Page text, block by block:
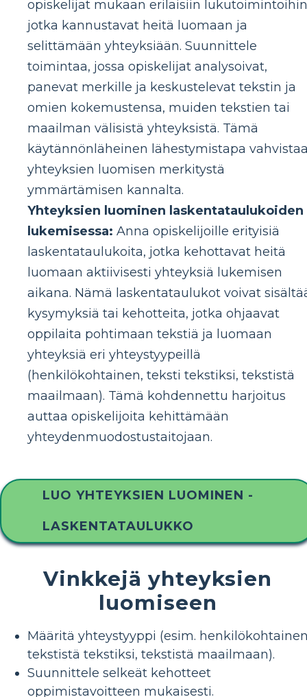
opiskelijat mukaan erilaisiin
jotka kannustavat heitä luomaan ja
selittämään yhteyksiään. Suunnittele
toimintaa, jossa opiskelijat analysoivat,
panevat merkille ja keskustelevat tekstin ja
omien kokemustensa, muiden tekstien tai
maailman välisistä yhteyksistä. Tämä
käytännönläheinen lähestymistapa
yhteyksien luomisen merkitystä
ymmärtämisen kannalta.
Yhteyksien luominen laskentataulukoiden
lukemisessa: Anna opiskelijoille erityisiä
laskentataulukoita, jotka kehottavat heitä
luomaan aktiivisesti yhteyksiä lukemisen
aikana. Nämä laskentataulukot voivat
kysymyksiä tai kehotteita, jotka ohjaavat
oppilaita pohtimaan tekstiä ja luomaan
yhteyksiä eri yhteystyypeillä
(henkilökohtainen, teksti tekstiksi, tekstistä
maailmaan). Tämä kohdennettu harjoitus
auttaa opiskelijoita kehittämään
yhteydenmuodostustaitojaan.
LUO YHTEYKSIEN LUOMINEN -
LASKENTATAULUKKO
Vinkkejä yhteyksien
luomiseen
Määritä yhteystyyppi (esim.
tekstistä tekstiksi, tekstistä maailmaan).
Suunnittele selkeät kehotteet
oppimistavoitteen mukaisesti.